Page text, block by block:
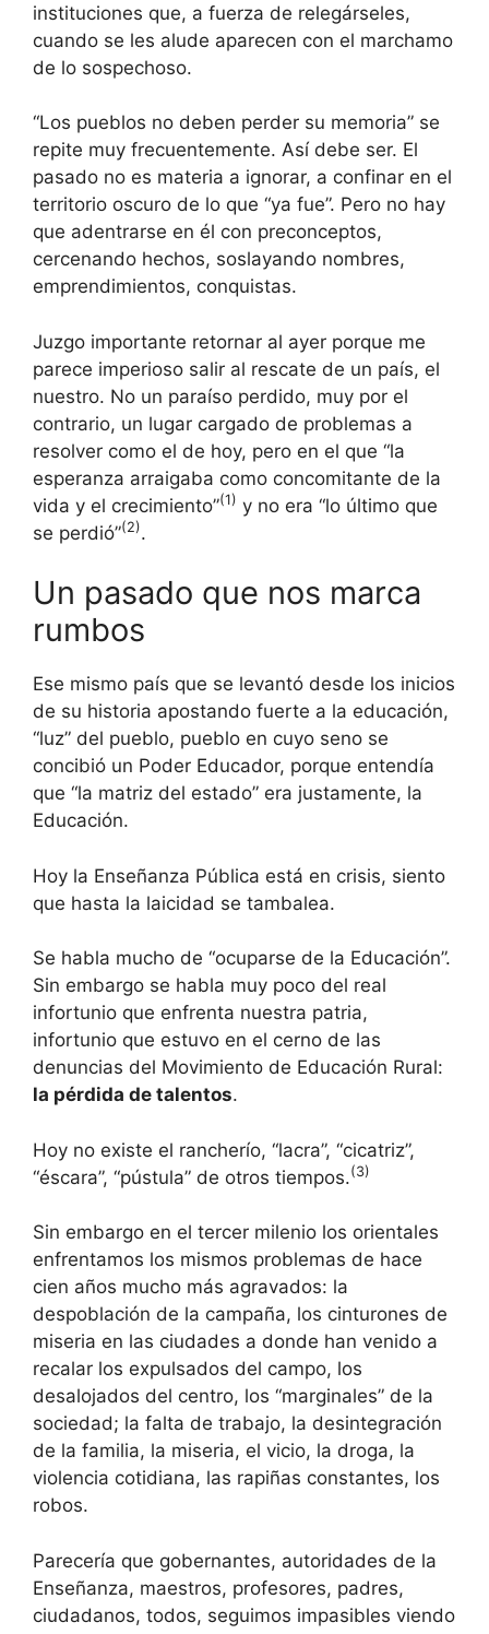
instituciones que, a fuerza de relegárseles,
cuando se les alude aparecen con el marchamo
de lo sospechoso.
“Los pueblos no deben perder su memoria” se
repite muy frecuentemente. Así debe ser. El
pasado no es materia a ignorar, a confinar en el
territorio oscuro de lo que “ya fue”. Pero no hay
que adentrarse en él con preconceptos,
cercenando hechos, soslayando nombres,
emprendimientos, conquistas.
Juzgo importante retornar al ayer porque me
parece imperioso salir al rescate de un país, el
nuestro. No un paraíso perdido, muy por el
contrario, un lugar cargado de problemas a
resolver como el de hoy, pero en el que “la
esperanza arraigaba como concomitante de la
vida y el crecimiento”(1) y no era “lo último que
se perdió”(2).
Un pasado que nos marca
rumbos
Ese mismo país que se levantó desde los inicios
de su historia apostando fuerte a la educación,
“luz” del pueblo, pueblo en cuyo seno se
concibió un Poder Educador, porque entendía
que “la matriz del estado” era justamente, la
Educación.
Hoy la Enseñanza Pública está en crisis, siento
que hasta la laicidad se tambalea.
Se habla mucho de “ocuparse de la Educación”.
Sin embargo se habla muy poco del real
infortunio que enfrenta nuestra patria,
infortunio que estuvo en el cerno de las
denuncias del Movimiento de Educación Rural:
la pérdida de talentos.
Hoy no existe el rancherío, “lacra”, “cicatriz”,
“éscara”, “pústula” de otros tiempos.(3)
Sin embargo en el tercer milenio los orientales
enfrentamos los mismos problemas de hace
cien años mucho más agravados: la
despoblación de la campaña, los cinturones de
miseria en las ciudades a donde han venido a
recalar los expulsados del campo, los
desalojados del centro, los “marginales” de la
sociedad; la falta de trabajo, la desintegración
de la familia, la miseria, el vicio, la droga, la
violencia cotidiana, las rapiñas constantes, los
robos.
Parecería que gobernantes, autoridades de la
Enseñanza, maestros, profesores, padres,
ciudadanos, todos, seguimos impasibles viendo